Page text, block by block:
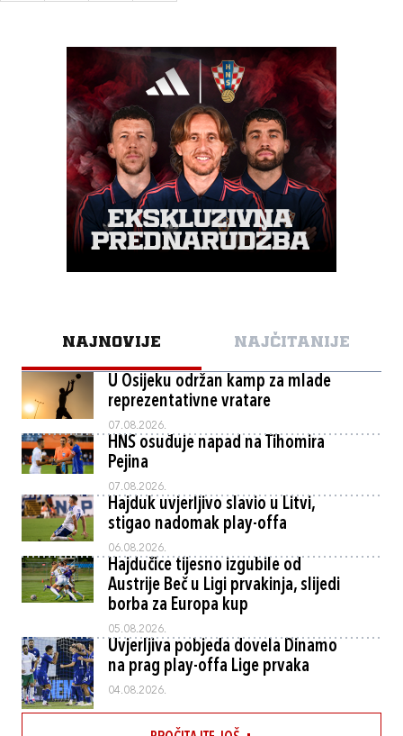
NAJNOVIJE NAJČITANIJE
U Osijeku održan kamp za mlade
reprezentativne vratare
07.08.2026.
HNS osuđuje napad na Tihomira
Pejina
07.08.2026.
Hajduk uvjerljivo slavio u Litvi,
stigao nadomak play-offa
06.08.2026.
Hajdučice tijesno izgubile od
Austrije Beč u Ligi prvakinja, slijedi
borba za Europa kup
05.08.2026.
Uvjerljiva pobjeda dovela Dinamo
na prag play-offa Lige prvaka
04.08.2026.